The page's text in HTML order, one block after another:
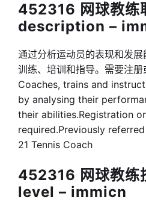
452316 网球教练
description –
通过分析运动员的表现和发
训练、培训和指导。需要注册
Coaches, trains and
by analysing their
their abilities.Registration
required.Previously
21 Tennis Coach
452316 网球教练
level – immicn